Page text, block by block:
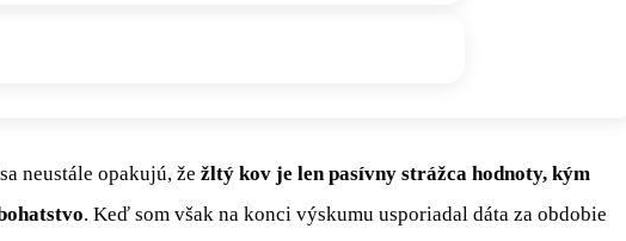
neustále opakujú, že žltý kov je len pasívny strážca hodnoty, kým
. Keď som však na konci výskumu usporiadal dáta za obdobie